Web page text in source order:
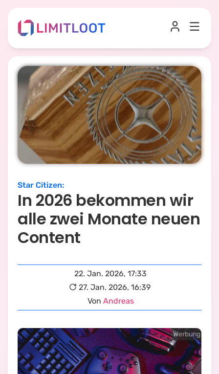
Star Citizen:
In 2026 bekommen wir
alle zwei Monate neuen
Content
22. Jan. 2026, 17:33
27. Jan. 2026, 16:39
Von Andreas
Werbung